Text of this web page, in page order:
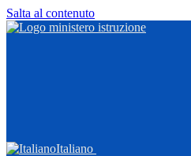
Salta al contenuto
Italiano